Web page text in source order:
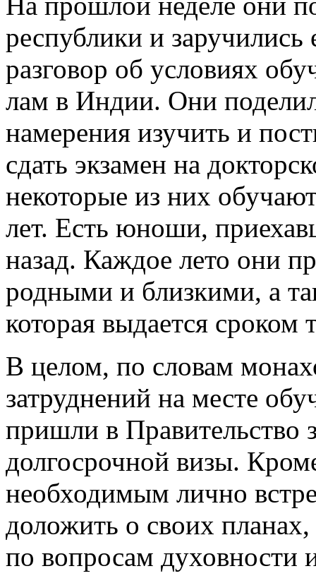
республики и
разговор об условиях
лам в Индии. Они
намерения изучить и
сдать экзамен на
некоторые из них
лет. Есть юноши,
назад. Каждое лето они
родными и близкими, а
которая выдается сроком
В целом, по словам
затруднений на месте
пришли в Правительство
долгосрочной визы.
необходимым лично
доложить о своих
по вопросам духовности